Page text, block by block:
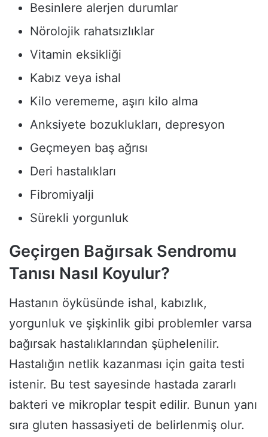
Besinlere alerjen durumlar
Nörolojik rahatsızlıklar
Vitamin eksikliği
Kabız veya ishal
Kilo verememe, aşırı kilo alma
Anksiyete bozuklukları, depresyon
Geçmeyen baş ağrısı
Deri hastalıkları
Fibromiyalji
Sürekli yorgunluk
Geçirgen Bağırsak Sendromu
Tanısı Nasıl Koyulur?
Hastanın öyküsünde ishal, kabızlık,
yorgunluk ve şişkinlik gibi problemler varsa
bağırsak hastalıklarından şüphelenilir.
Hastalığın netlik kazanması için gaita testi
istenir. Bu test sayesinde hastada zararlı
bakteri ve mikroplar tespit edilir. Bunun yanı
sıra gluten hassasiyeti de belirlenmiş olur.